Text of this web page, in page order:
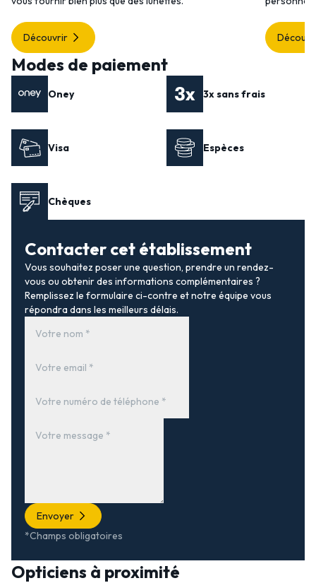
Découvrir
Modes de paiement
Oney 3x sans frais
Visa Espèces
Chèques
Contacter cet établissement
Vous souhaitez poser une question, prendre un rendez-
vous ou obtenir des informations complémentaires ?
Remplissez le formulaire ci-contre et notre équipe vous
répondra dans les meilleurs délais.
Envoyer
*Champs obligatoires
Opticiens à proximité